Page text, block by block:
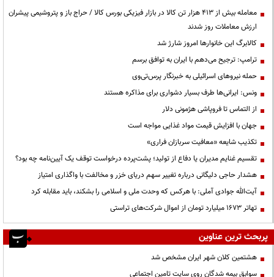
معامله بیش از ۴۱۳ هزار تن کالا در بازار فیزیکی بورس کالا / حراج باز و پتروشیمی پیشران
ارزش معاملات روز شدند
کالابرگ این خانوارها امروز شارژ شد
ترامپ: ترجیح می‌دهم با ایران به توافق برسم
حمله نیروهای اسرائیلی به خبرنگار پرس‌تی‌وی
ونس: ایرانی‌ها طرف بسیار دشواری برای مذاکره هستند
از التماس تا فروپاشی هژمونی دلار
جهان با افزایش قیمت مواد غذایی مواجه است
تکذیب شایعه «معافیت سربازان فراری»
تقسیم غنایم مدیران یا دفاع از تولید؛ پشت‌پرده درخواست توقف یک آیین‌نامه چه بود؟
هشدار حاجی دلیگانی درباره تغییر سهم دریای خزر و مخالفت با واگذاری امتیاز
آیت‌الله جوادی آملی: با هرکس که وحدت ملی و اسلامی را بشکند، باید مقابله کرد
تهاتر ۱۶۷۳ میلیارد تومان از اموال شرکت‌های تراستی
پربحث ترین عناوین
هشتمین کلان شهر ایران مشخص شد
سوابق بیمه شدگان روی سایت تامین اجتماعی